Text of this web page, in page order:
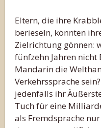
Eltern, die ihre
berieseln, könnten
Zielrichtung gönnen:
fünfzehn Jahren nicht
Mandarin die
Verkehrssprache
jedenfalls ihr
Tuch für eine
als Fremdsprache